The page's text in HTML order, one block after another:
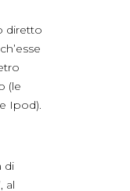
diretto
(le
Ipod).
di
al